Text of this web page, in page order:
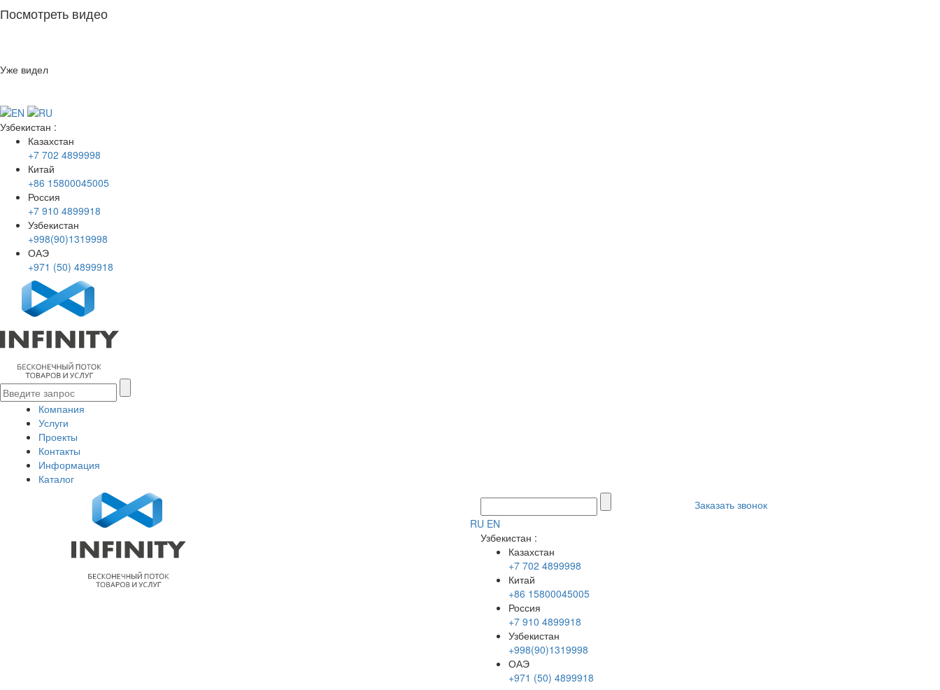
Посмотреть видео
Уже видел
Узбекистан :
Казахстан
+7 702 4899998
Китай
+86 15800045005
Россия
+7 910 4899918
Узбекистан
+998(90)1319998
ОАЭ
+971 (50) 4899918
Компания
Услуги
Проекты
Контакты
Информация
Каталог
Заказать звонок
RU EN
Узбекистан :
Казахстан
+7 702 4899998
Китай
+86 15800045005
Россия
+7 910 4899918
Узбекистан
+998(90)1319998
ОАЭ
+971 (50) 4899918